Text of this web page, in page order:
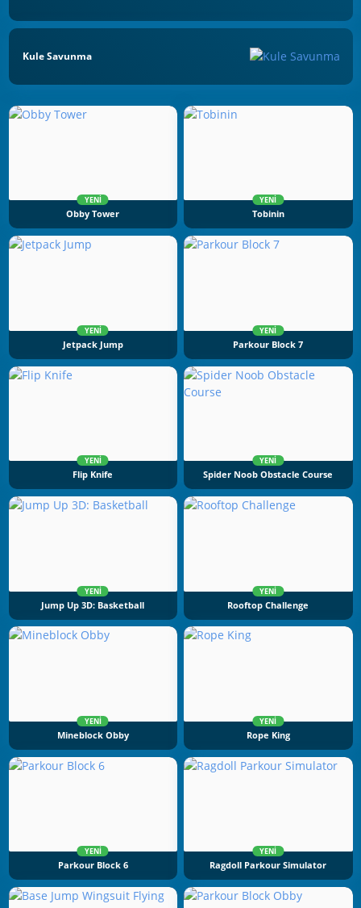
Kule Savunma
YENI
Obby Tower
YENI
Tobinin
YENI
Jetpack Jump
YENI
Parkour Block 7
YENI
Flip Knife
YENI
Spider Noob Obstacle Course
YENI
Jump Up 3D: Basketball
YENI
Rooftop Challenge
YENI
Mineblock Obby
YENI
Rope King
YENI
Parkour Block 6
YENI
Ragdoll Parkour Simulator